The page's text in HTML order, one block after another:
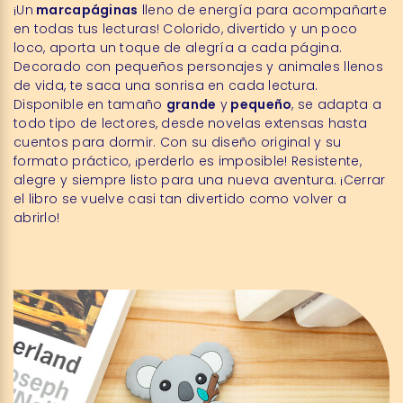
¡Un marcapáginas lleno de energía para acompañarte
en todas tus lecturas! Colorido, divertido y un poco
loco, aporta un toque de alegría a cada página.
Decorado con pequeños personajes y animales llenos
de vida, te saca una sonrisa en cada lectura.
Disponible en tamaño grande y pequeño, se adapta a
todo tipo de lectores, desde novelas extensas hasta
cuentos para dormir. Con su diseño original y su
formato práctico, ¡perderlo es imposible! Resistente,
alegre y siempre listo para una nueva aventura. ¡Cerrar
el libro se vuelve casi tan divertido como volver a
abrirlo!